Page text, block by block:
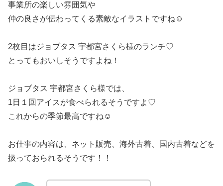
事業所の楽しい雰囲気や
仲の良さが伝わってくる素敵なイラストですね☺
2枚目はジョブタス 宇都宮さくら様のランチ♡
とってもおいしそうですよね！
ジョブタス 宇都宮さくら様では、
1日１回アイスが食べられるそうですよ♡
これからの季節最高ですね☺
お仕事の内容は、ネット販売、海外古着、国内古着などを
扱っておられるそうです！！